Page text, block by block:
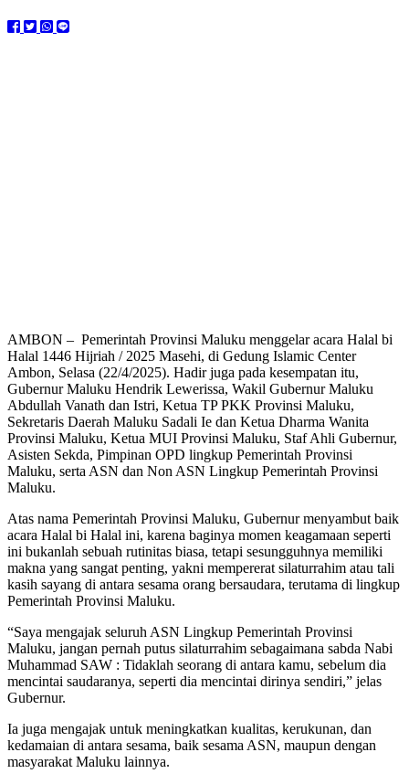
AMBON – Pemerintah Provinsi Maluku menggelar acara Halal bi
Halal 1446 Hijriah / 2025 Masehi, di Gedung Islamic Center
Ambon, Selasa (22/4/2025). Hadir juga pada kesempatan itu,
Gubernur Maluku Hendrik Lewerissa, Wakil Gubernur Maluku
Abdullah Vanath dan Istri, Ketua TP PKK Provinsi Maluku,
Sekretaris Daerah Maluku Sadali Ie dan Ketua Dharma Wanita
Provinsi Maluku, Ketua MUI Provinsi Maluku, Staf Ahli Gubernur,
Asisten Sekda, Pimpinan OPD lingkup Pemerintah Provinsi
Maluku, serta ASN dan Non ASN Lingkup Pemerintah Provinsi
Maluku.
Atas nama Pemerintah Provinsi Maluku, Gubernur menyambut baik
acara Halal bi Halal ini, karena baginya momen keagamaan seperti
ini bukanlah sebuah rutinitas biasa, tetapi sesungguhnya memiliki
makna yang sangat penting, yakni mempererat silaturrahim atau tali
kasih sayang di antara sesama orang bersaudara, terutama di lingkup
Pemerintah Provinsi Maluku.
“Saya mengajak seluruh ASN Lingkup Pemerintah Provinsi
Maluku, jangan pernah putus silaturrahim sebagaimana sabda Nabi
Muhammad SAW : Tidaklah seorang di antara kamu, sebelum dia
mencintai saudaranya, seperti dia mencintai dirinya sendiri,” jelas
Gubernur.
Ia juga mengajak untuk meningkatkan kualitas, kerukunan, dan
kedamaian di antara sesama, baik sesama ASN, maupun dengan
masyarakat Maluku lainnya.